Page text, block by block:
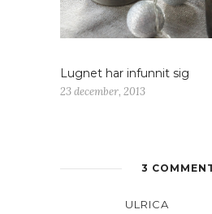
Lugnet har infunnit sig
23 december, 2013
3
ULRICA